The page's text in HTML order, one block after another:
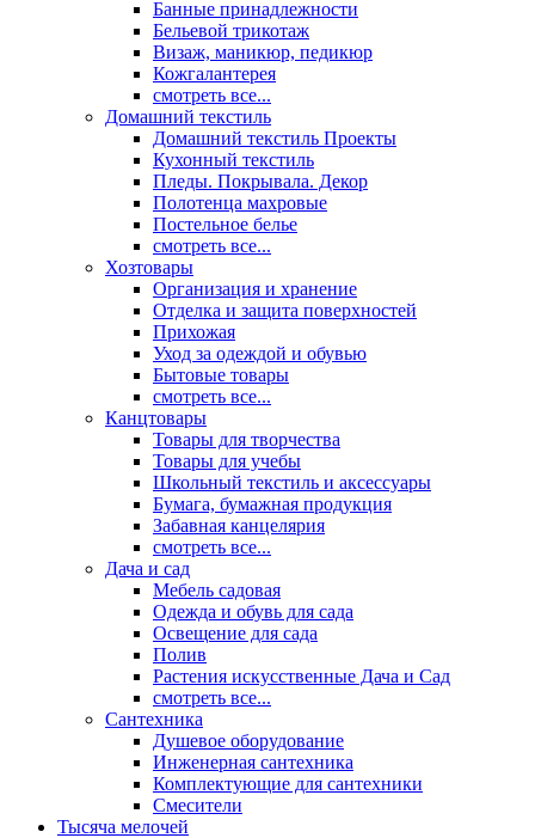
Банные принадлежности
Бельевой трикотаж
Визаж, маникюр, педикюр
Кожгалантерея
смотреть все...
Домашний текстиль
Домашний текстиль Проекты
Кухонный текстиль
Пледы. Покрывала. Декор
Полотенца махровые
Постельное белье
смотреть все...
Хозтовары
Организация и хранение
Отделка и защита поверхностей
Прихожая
Уход за одеждой и обувью
Бытовые товары
смотреть все...
Канцтовары
Товары для творчества
Товары для учебы
Школьный текстиль и аксессуары
Бумага, бумажная продукция
Забавная канцелярия
смотреть все...
Дача и сад
Мебель садовая
Одежда и обувь для сада
Освещение для сада
Полив
Растения искусственные Дача и Сад
смотреть все...
Сантехника
Душевое оборудование
Инженерная сантехника
Комплектующие для сантехники
Смесители
Тысяча мелочей